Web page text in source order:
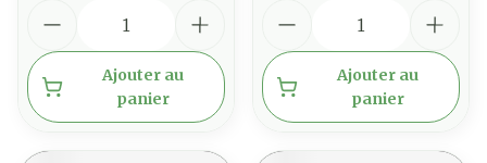
Ajouter au
panier
Ajouter au
panier